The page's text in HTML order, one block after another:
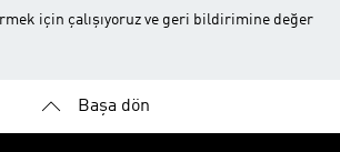
için çalışıyoruz ve geri bildirimine değer
Başa dön